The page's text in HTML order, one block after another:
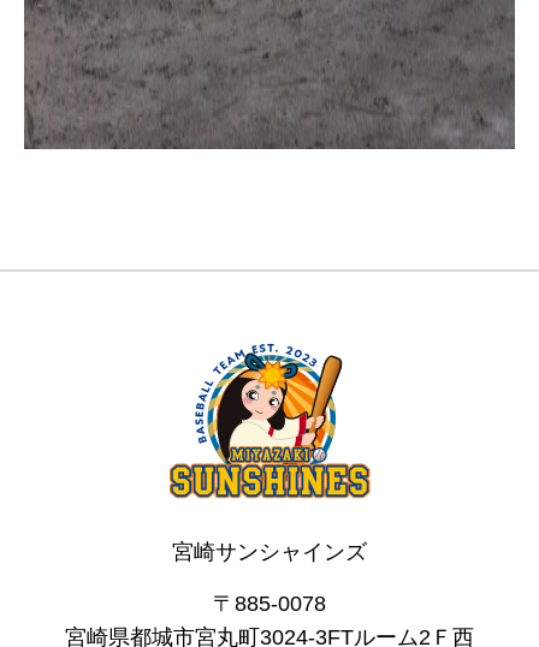
宮崎サンシャインズ
〒885-0078
宮崎県都城市宮丸町3024-3FTルーム2Ｆ西